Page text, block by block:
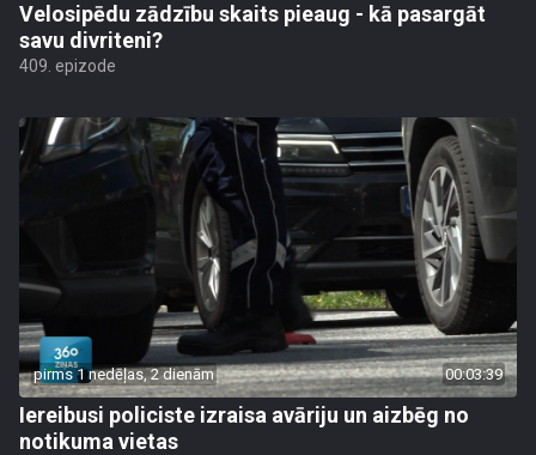
Velosipēdu zādzību skaits pieaug - kā pasargāt
savu divriteni?
409. epizode
pirms 1 nedēļas, 2 dienām 00:03:39
Iereibusi policiste izraisa avāriju un aizbēg no
notikuma vietas